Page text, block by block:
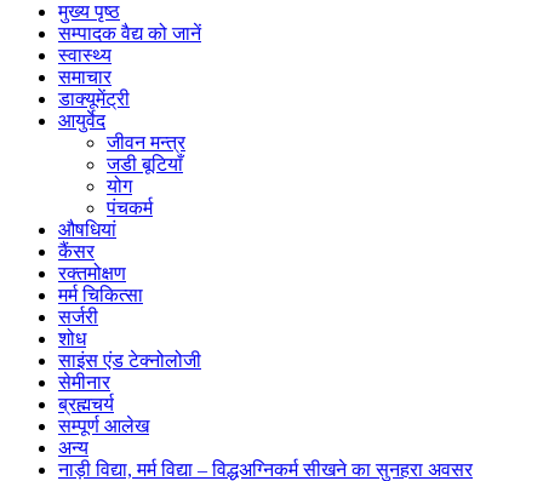
मुख्य पृष्ठ
सम्पादक वैद्य को जानें
स्वास्थ्य
समाचार
डाक्यूमेंट्री
आयुर्वेद
जीवन मन्त्र
जडी बूटियाँ
योग
पंचकर्म
औषधियां
कैंसर
रक्तमोक्षण
मर्म चिकित्सा
सर्जरी
शोध
साइंस एंड टेक्नोलोजी
सेमीनार
ब्रह्मचर्य
सम्पूर्ण आलेख
अन्य
नाड़ी विद्या, मर्म विद्या – विद्धअग्निकर्म सीखने का सुनहरा अवसर